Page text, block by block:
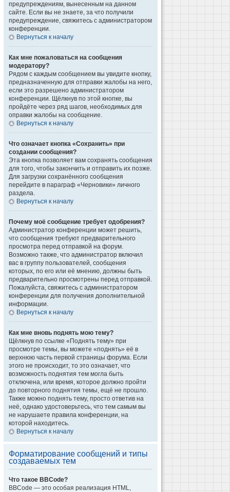
предупреждениям, вынесенным на данном
сайте. Если вы не знаете, за что получили
предупреждение, свяжитесь с администратором
конференции.
Вернуться к началу
Как мне пожаловаться на сообщения
модератору?
Рядом с каждым сообщением вы увидите кнопку,
предназначенную для отправки жалобы на него,
если это разрешено администратором
конференции. Щёлкнув по этой кнопке, вы
пройдёте через ряд шагов, необходимых для
оправки жалобы на сообщение.
Вернуться к началу
Что означает кнопка «Сохранить» при
создании сообщения?
Эта кнопка позволяет вам сохранять сообщения
для того, чтобы закончить и отправить их позже.
Для загрузки сохранённого сообщения
перейдите в параграф «Черновики» личного
раздела.
Вернуться к началу
Почему моё сообщение требует одобрения?
Администратор конференции может решить,
что сообщения требуют предварительного
просмотра перед отправкой на форум.
Возможно также, что администратор включил
вас в группу пользователей, сообщения
которых, по его или её мнению, должны быть
предварительно просмотрены перед отправкой.
Пожалуйста, свяжитесь с администратором
конференции для получения дополнительной
информации.
Вернуться к началу
Как мне вновь поднять мою тему?
Щёлкнув по ссылке «Поднять тему» при
просмотре темы, вы можете «поднять» её в
верхнюю часть первой страницы форума. Если
этого не происходит, то это означает, что
возможность поднятия тем могла быть
отключена, или время, которое должно пройти
до повторного поднятия темы, ещё не прошло.
Также можно поднять тему, просто ответив на
неё, однако удостоверьтесь, что тем самым вы
не нарушаете правила конференции, на
которой находитесь.
Вернуться к началу
Форматирование сообщений и типы
создаваемых тем
Что такое BBCode?
BBCode — это особая реализация HTML,